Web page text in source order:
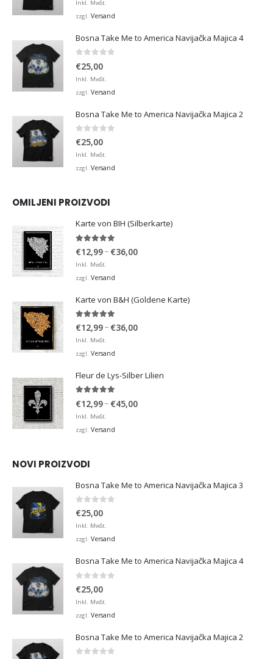
Inkl. MwSt.
zzgl. Versand
Bosna Take Me to America Navijačka Majica 4
€25,00
Inkl. MwSt.
zzgl. Versand
Bosna Take Me to America Navijačka Majica 2
0 von 5
€25,00
Inkl. MwSt.
zzgl. Versand
OMILJENI PROIZVODI
Karte von BIH (Silberkarte)
€12,99– €36,00Preisspanne:
Inkl. MwSt.
zzgl. Versand
Karte von B&H (Goldene Karte)
4.98von 5
€12,99– €36,00Preisspanne:
Inkl. MwSt.
zzgl. Versand
Fleur de Lys-Silber Lilien
€12,99– €45,00Preisspanne:
Inkl. MwSt.
zzgl. Versand
NOVI PROIZVODI
Bosna Take Me to America Navijačka Majica 3
0 von 5
€25,00
Inkl. MwSt.
zzgl. Versand
Bosna Take Me to America Navijačka Majica 4
€25,00
Inkl. MwSt.
zzgl. Versand
Bosna Take Me to America Navijačka Majica 2